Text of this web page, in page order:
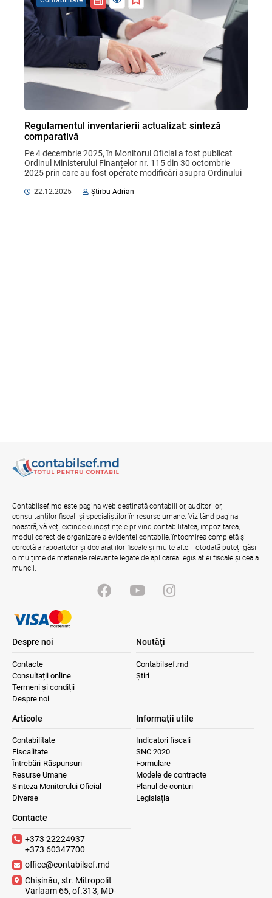
Regulamentul inventarierii actualizat: sinteză
comparativă
Pe 4 decembrie 2025, în Monitorul Oficial a fost publicat
Ordinul Ministerului Finanțelor nr. 115 din 30 octombrie
2025 prin care au fost operate modificări asupra Ordinului
22.12.2025 Știrbu Adrian
Contabilsef.md este pagina web destinată contabililor, auditorilor,
consultanților fiscali și specialiștilor în resurse umane. Vizitând pagina
noastră, vă veți extinde cunoștințele privind contabilitatea, impozitarea,
modul corect de organizare a evidenței contabile, întocmirea completă și
corectă a rapoartelor și declarațiilor fiscale și multe alte. Totodată puteți găsi
o mulțime de materiale relevante legate de aplicarea legislației fiscale și cea a
muncii.
Despre noi
Contacte
Consultații online
Termeni și condiții
Despre noi
Noutăţi
Contabilsef.md
Știri
Articole
Contabilitate
Fiscalitate
Întrebări-Răspunsuri
Resurse Umane
Sinteza Monitorului Oficial
Diverse
Informaţii utile
Indicatori fiscali
SNC 2020
Formulare
Modele de contracte
Planul de conturi
Legislația
Contacte
+373 22224937
+373 60347700
office@contabilsef.md
Chișinău, str. Mitropolit
Varlaam 65, of.313, MD-